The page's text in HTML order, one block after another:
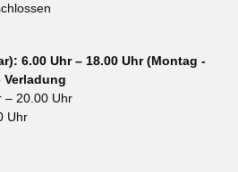
6.00 Uhr – 18.00 Uhr (Montag -
Verladung
– 20.00 Uhr
Uhr